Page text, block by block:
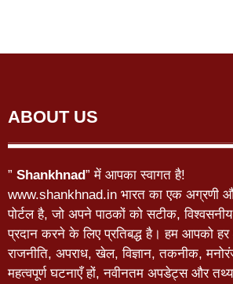
ABOUT US
” Shankhnad” में आपका स्वागत है!
www.shankhnad.in भारत का एक अग्रणी
पोर्टल है, जो अपने पाठकों को सटीक, विश्वसनीय
प्रदान करने के लिए प्रतिबद्ध है। हम आपको हर
राजनीति, अपराध, खेल, विज्ञान, तकनीक,
महत्वपूर्ण घटनाएँ हों, नवीनतम अपडेट्स और